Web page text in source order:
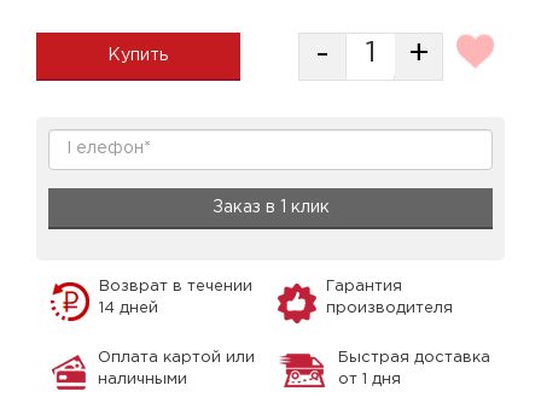
Купить - +
Заказ в 1 клик
Возврат в течении
14 дней
Гарантия
производителя
Оплата картой или
наличными
Быстрая доставка
от 1 дня